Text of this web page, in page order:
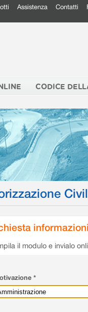
Assistenza Contatti
CODICE
il modulo e invialo
*